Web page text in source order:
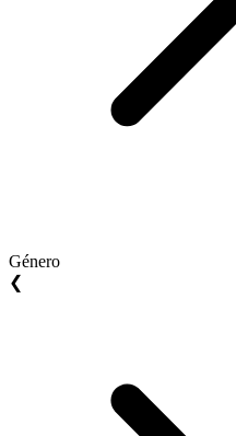
Género
❮